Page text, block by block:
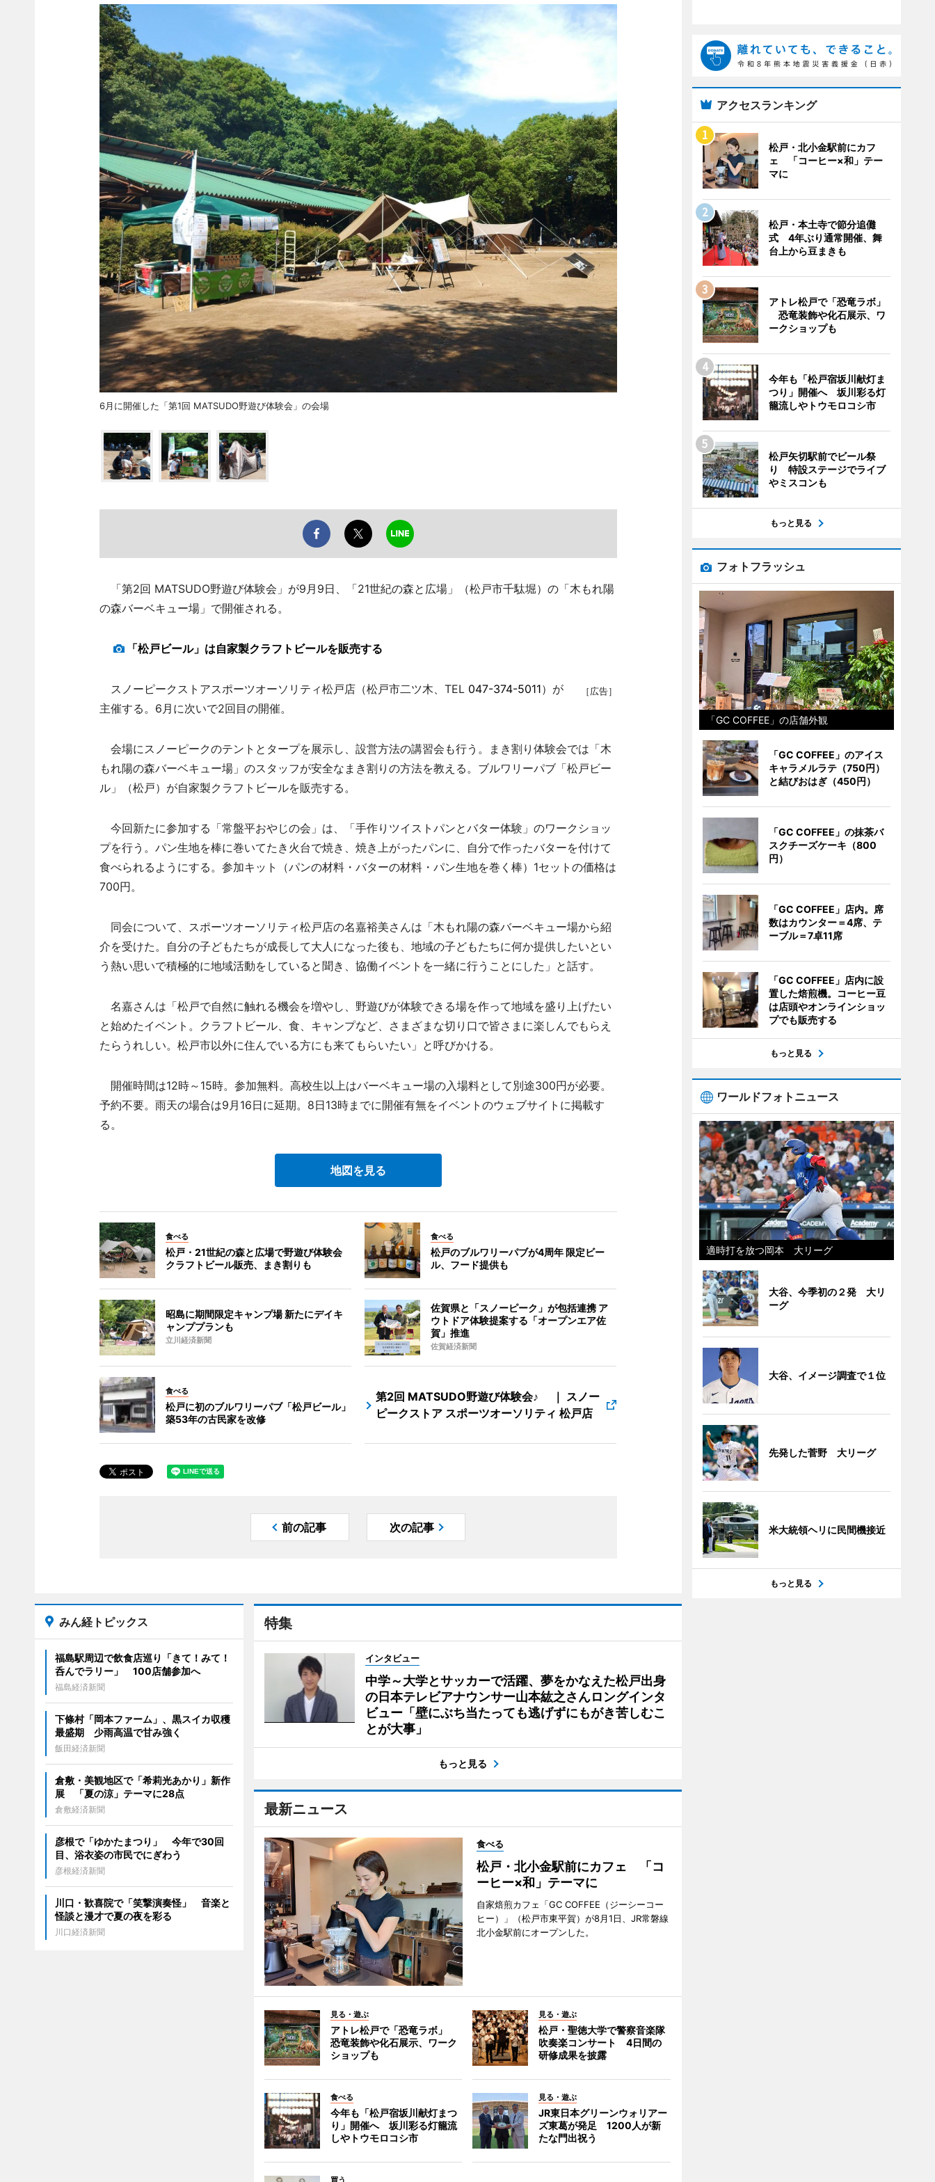
6月に開催した「第1回 MATSUDO野遊び体験会」の会場
「第2回 MATSUDO野遊び体験会」が9月9日、「21世紀の森と広場」（松戸市千駄堀）の「木もれ陽
の森バーベキュー場」で開催される。
「松戸ビール」は自家製クラフトビールを販売する
［広告］
スノーピークストアスポーツオーソリティ松戸店（松戸市二ツ木、TEL 047-374-5011）が
主催する。6月に次いで2回目の開催。
会場にスノーピークのテントとタープを展示し、設営方法の講習会も行う。まき割り体験会では「木
もれ陽の森バーベキュー場」のスタッフが安全なまき割りの方法を教える。ブルワリーパブ「松戸ビー
ル」（松戸）が自家製クラフトビールを販売する。
今回新たに参加する「常盤平おやじの会」は、「手作りツイストパンとバター体験」のワークショッ
プを行う。パン生地を棒に巻いてたき火台で焼き、焼き上がったパンに、自分で作ったバターを付けて
食べられるようにする。参加キット（パンの材料・バターの材料・パン生地を巻く棒）1セットの価格は
700円。
同会について、スポーツオーソリティ松戸店の名嘉裕美さんは「木もれ陽の森バーベキュー場から紹
介を受けた。自分の子どもたちが成長して大人になった後も、地域の子どもたちに何か提供したいとい
う熱い思いで積極的に地域活動をしていると聞き、協働イベントを一緒に行うことにした」と話す。
名嘉さんは「松戸で自然に触れる機会を増やし、野遊びが体験できる場を作って地域を盛り上げたい
と始めたイベント。クラフトビール、食、キャンプなど、さまざまな切り口で皆さまに楽しんでもらえ
たらうれしい。松戸市以外に住んでいる方にも来てもらいたい」と呼びかける。
開催時間は12時～15時。参加無料。高校生以上はバーベキュー場の入場料として別途300円が必要。
予約不要。雨天の場合は9月16日に延期。8日13時までに開催有無をイベントのウェブサイトに掲載す
る。
地図を見る
食べる
松戸・21世紀の森と広場で野遊び体験会
クラフトビール販売、まき割りも
食べる
松戸のブルワリーパブが4周年 限定ビー
ル、フード提供も
昭島に期間限定キャンプ場 新たにデイキ
ャンププランも
立川経済新聞
佐賀県と「スノーピーク」が包括連携 ア
ウトドア体験提案する「オープンエア佐
賀」推進
佐賀経済新聞
食べる
松戸に初のブルワリーパブ「松戸ビール」
築53年の古民家を改修
第2回 MATSUDO野遊び体験会♪ ｜ スノー
ピークストア スポーツオーソリティ 松戸店
前の記事 次の記事
特集
インタビュー
中学～大学とサッカーで活躍、夢をかなえた松戸出身
の日本テレビアナウンサー山本紘之さんロングインタ
ビュー「壁にぶち当たっても逃げずにもがき苦しむこ
とが大事」
もっと見る
最新ニュース
食べる
松戸・北小金駅前にカフェ 「コ
ーヒー×和」テーマに
自家焙煎カフェ「GC COFFEE（ジーシーコー
ヒー）」（松戸市東平賀）が8月1日、JR常磐線
北小金駅前にオープンした。
見る・遊ぶ
アトレ松戸で「恐竜ラボ」
恐竜装飾や化石展示、ワーク
ショップも
見る・遊ぶ
松戸・聖徳大学で警察音楽隊
吹奏楽コンサート 4日間の
研修成果を披露
食べる
今年も「松戸宿坂川献灯まつ
り」開催へ 坂川彩る灯籠流
しやトウモロコシ市
見る・遊ぶ
JR東日本グリーンウォリアー
ズ東葛が発足 1200人が新
たな門出祝う
買う
みん経トピックス
福島駅周辺で飲食店巡り「きて！みて！
呑んでラリー」 100店舗参加へ
福島経済新聞
下條村「岡本ファーム」、黒スイカ収穫
最盛期 少雨高温で甘み強く
飯田経済新聞
倉敷・美観地区で「希莉光あかり」新作
展 「夏の涼」テーマに28点
倉敷経済新聞
彦根で「ゆかたまつり」 今年で30回
目、浴衣姿の市民でにぎわう
彦根経済新聞
川口・歓喜院で「笑撃演奏怪」 音楽と
怪談と漫才で夏の夜を彩る
川口経済新聞
アクセスランキング
松戸・北小金駅前にカフ
ェ 「コーヒー×和」テー
マに
松戸・本土寺で節分追儺
式 4年ぶり通常開催、舞
台上から豆まきも
アトレ松戸で「恐竜ラボ」
恐竜装飾や化石展示、ワ
ークショップも
今年も「松戸宿坂川献灯ま
つり」開催へ 坂川彩る灯
籠流しやトウモロコシ市
松戸矢切駅前でビール祭
り 特設ステージでライブ
やミスコンも
もっと見る
フォトフラッシュ
「GC COFFEE」の店舗外観
「GC COFFEE」のアイス
キャラメルラテ（750円）
と結びおはぎ（450円）
「GC COFFEE」の抹茶バ
スクチーズケーキ（800
円）
「GC COFFEE」店内。席
数はカウンター＝4席、テ
ーブル＝7卓11席
「GC COFFEE」店内に設
置した焙煎機。コーヒー豆
は店頭やオンラインショッ
プでも販売する
もっと見る
ワールドフォトニュース
適時打を放つ岡本 大リーグ
大谷、今季初の２発 大リ
ーグ
大谷、イメージ調査で１位
先発した菅野 大リーグ
米大統領ヘリに民間機接近
もっと見る